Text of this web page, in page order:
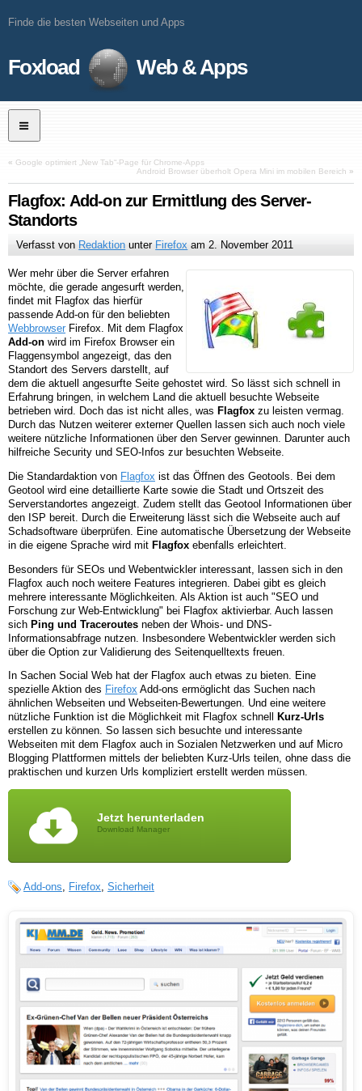
Finde die besten Webseiten und Apps
Foxload Web & Apps
« Google optimiert „New Tab“-Page für Chrome-Apps
Android Browser überholt Opera Mini im mobilen Bereich »
Flagfox: Add-on zur Ermittlung des Server-
Standorts
Verfasst von Redaktion unter Firefox am2. November 2011
Wer mehr über die Server erfahren
möchte, die gerade angesurft werden,
findet mit Flagfox das hierfür
passende Add-on für den beliebten
Webbrowser Firefox. Mit dem Flagfox
Add-on wird im Firefox Browser ein
Flaggensymbol angezeigt, das den
Standort des Servers darstellt, auf
dem die aktuell angesurfte Seite gehostet wird. So lässt sich schnell in
Erfahrung bringen, in welchem Land die aktuell besuchte Webseite
betrieben wird. Doch das ist nicht alles, was Flagfox zu leisten vermag.
Durch das Nutzen weiterer externer Quellen lassen sich auch noch viele
weitere nützliche Informationen über den Server gewinnen. Darunter auch
hilfreiche Security und SEO-Infos zur besuchten Webseite.
Die Standardaktion von Flagfox ist das Öffnen des Geotools. Bei dem
Geotool wird eine detaillierte Karte sowie die Stadt und Ortszeit des
Serverstandortes angezeigt. Zudem stellt das Geotool Informationen über
den ISP bereit. Durch die Erweiterung lässt sich die Webseite auch auf
Schadsoftware überprüfen. Eine automatische Übersetzung der Webseite
in die eigene Sprache wird mit Flagfox ebenfalls erleichtert.
Besonders für SEOs und Webentwickler interessant, lassen sich in den
Flagfox auch noch weitere Features integrieren. Dabei gibt es gleich
mehrere interessante Möglichkeiten. Als Aktion ist auch "SEO und
Forschung zur Web-Entwicklung" bei Flagfox aktivierbar. Auch lassen
sich Ping und Traceroutes neben der Whois- und DNS-
Informationsabfrage nutzen. Insbesondere Webentwickler werden sich
über die Option zur Validierung des Seitenquelltexts freuen.
In Sachen Social Web hat der Flagfox auch etwas zu bieten. Eine
spezielle Aktion des Firefox Add-ons ermöglicht das Suchen nach
ähnlichen Webseiten und Webseiten-Bewertungen. Und eine weitere
nützliche Funktion ist die Möglichkeit mit Flagfox schnell
Kurz-Urls
erstellen zu können. So lassen sich besuchte und interessante
Webseiten mit dem Flagfox auch in Sozialen Netzwerken und auf Micro
Blogging Plattformen mittels der beliebten Kurz-Urls teilen, ohne dass die
praktischen und kurzen Urls kompliziert erstellt werden müssen.
Jetzt herunterladen
Download Manager
Add-ons, Firefox, Sicherheit